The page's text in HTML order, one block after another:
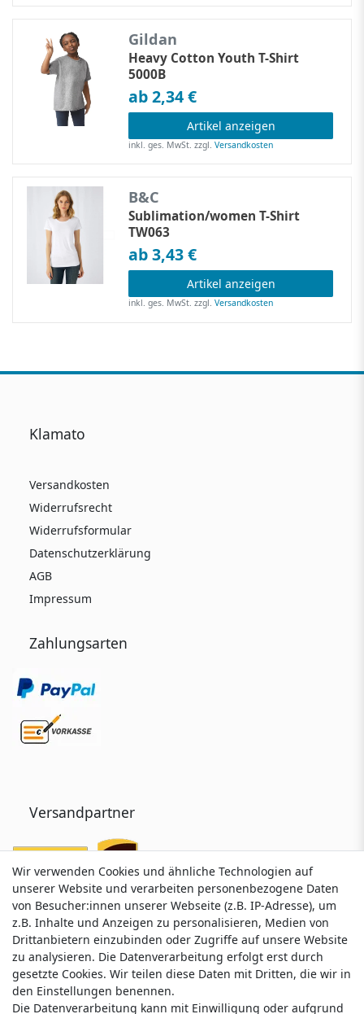
Gildan
Heavy Cotton Youth T-Shirt
5000B
ab 2,34 €
Artikel anzeigen
inkl. ges. MwSt. zzgl.Versandkosten
B&C
Sublimation/women T-Shirt
TW063
ab 3,43 €
Artikel anzeigen
inkl. ges. MwSt. zzgl.Versandkosten
Klamato
Versandkosten
Widerrufsrecht
Widerrufsformular
Datenschutzerklärung
AGB
Impressum
Zahlungsarten
Versandpartner
Service & Kontakt
Wir verwenden Cookies und ähnliche Technologien auf
unserer Website und verarbeiten personenbezogene Daten
von Besucher:innen unserer Webseite (z.B. IP-Adresse), um
z.B. Inhalte und Anzeigen zu personalisieren, Medien von
Drittanbietern einzubinden oder Zugriffe auf unsere Website
zu analysieren. Die Datenverarbeitung erfolgt erst durch
gesetzte Cookies. Wir teilen diese Daten mit Dritten, die wir in
den Einstellungen benennen.
Die Datenverarbeitung kann mit Einwilligung oder aufgrund
Wir verwenden Cookies und ähnliche Technologien auf
unserer Website und verarbeiten personenbezogene Daten
von Besucher:innen unserer Webseite (z.B. IP-Adresse), um
z.B. Inhalte und Anzeigen zu personalisieren, Medien von
Drittanbietern einzubinden oder Zugriffe auf unsere Website
zu analysieren. Die Datenverarbeitung erfolgt erst durch
gesetzte Cookies. Wir teilen diese Daten mit Dritten, die wir in
den Einstellungen benennen.
Die Datenverarbeitung kann mit Einwilligung oder aufgrund